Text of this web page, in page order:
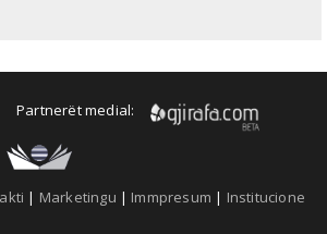
Partnerët medial:
| Marketingu | Immpresum | Institucione